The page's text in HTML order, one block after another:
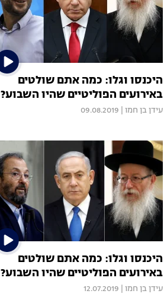
היכנסו וגלו: כמה אתם שולטים
באירועים הפוליטיים שהיו השבוע?
עידן בן חמו 09.08.2019
היכנסו וגלו: כמה אתם שולטים
באירועים הפוליטיים שהיו השבוע?
עידן בן חמו 12.07.2019